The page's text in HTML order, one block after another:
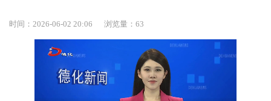
时间：2026-06-02 20:06 浏览量：63